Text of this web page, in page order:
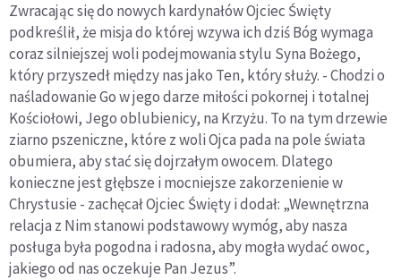
Zwracając się do nowych kardynałów Ojciec Święty
podkreślił, że misja do której wzywa ich dziś Bóg wymaga
coraz silniejszej woli podejmowania stylu Syna Bożego,
który przyszedł między nas jako Ten, który służy. - Chodzi o
naśladowanie Go w jego darze miłości pokornej i totalnej
Kościołowi, Jego oblubienicy, na Krzyżu. To na tym drzewie
ziarno pszeniczne, które z woli Ojca pada na pole świata
obumiera, aby stać się dojrzałym owocem. Dlatego
konieczne jest głębsze i mocniejsze zakorzenienie w
Chrystusie - zachęcał Ojciec Święty i dodał: „Wewnętrzna
relacja z Nim stanowi podstawowy wymóg, aby nasza
posługa była pogodna i radosna, aby mogła wydać owoc,
jakiego od nas oczekuje Pan Jezus”.